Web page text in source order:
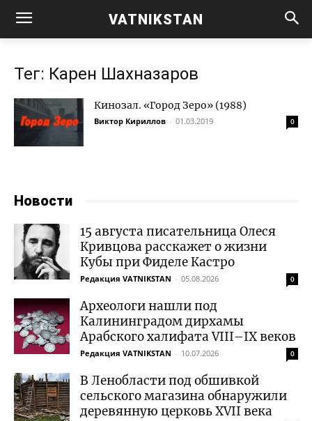
VATNIKSTAN
Тег: Карен Шахназаров
Кинозал. «Город Зеро» (1988)
Виктор Кириллов - 01.03.2019 0
Новости
15 августа писательница Олеся
Кривцова расскажет о жизни
Кубы при Фиделе Кастро
Редакция VATNIKSTAN - 05.08.2026 0
Археологи нашли под
Калининградом дирхамы
Арабского халифата VIII–IX веков
Редакция VATNIKSTAN - 10.07.2026 0
В Ленобласти под обшивкой
сельского магазина обнаружили
деревянную церковь XVII века